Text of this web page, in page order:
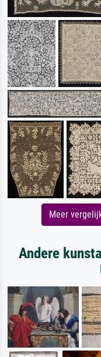
Meer
Andere